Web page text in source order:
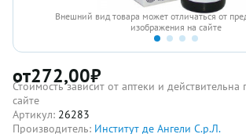
Внешний вид товара может отличаться от
изображения на сайте
от272,00₽
Стоимость зависит от аптеки и действительна
сайте
Артикул: 26283
Производитель: Институт де Ангели С.р.Л.